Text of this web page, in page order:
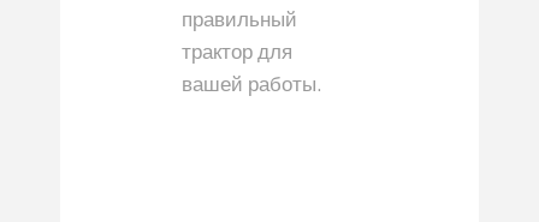
правильный
трактор для
вашей работы.